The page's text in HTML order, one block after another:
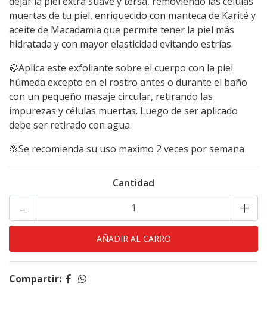
muertas de tu piel, enriquecido con manteca de Karité y
aceite de Macadamia que permite tener la piel más
hidratada y con mayor elasticidad evitando estrías.
🍃Aplica este exfoliante sobre el cuerpo con la piel
húmeda excepto en el rostro antes o durante el baño
con un pequeño masaje circular, retirando las
impurezas y células muertas. Luego de ser aplicado
debe ser retirado con agua.
🌸Se recomienda su uso maximo 2 veces por semana
Cantidad
+
-
Compartir: